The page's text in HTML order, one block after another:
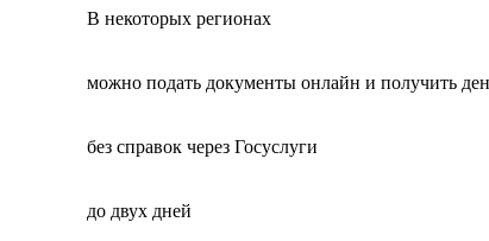
В некоторых регионах
можно подать документы онлайн и получить
без справок через Госуслуги
до двух дней